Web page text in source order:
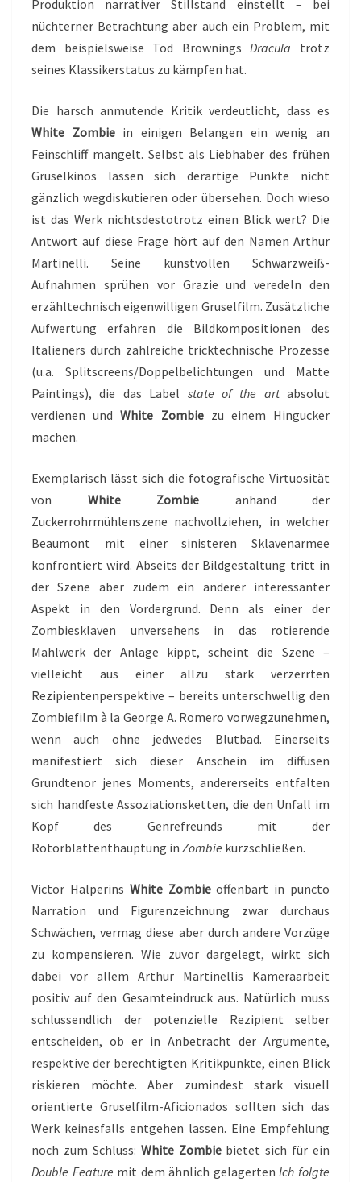
Produktion narrativer Stillstand einstellt – bei
nüchterner Betrachtung aber auch ein Problem, mit
dem beispielsweise Tod BrowningsDracula trotz
seines Klassikerstatus zu kämpfen hat.
Die harsch anmutende Kritik verdeutlicht, dass es
White Zombiein einigen Belangen ein wenig an
Feinschliff mangelt. Selbst als Liebhaber des frühen
Gruselkinos lassen sich derartige Punkte nicht
gänzlich wegdiskutieren oder übersehen. Doch wieso
ist das Werk nichtsdestotrotz einen Blick wert? Die
Antwort auf diese Frage hört auf den Namen Arthur
Martinelli. Seine kunstvollen Schwarzweiß-
Aufnahmen sprühen vor Grazie und veredeln den
erzähltechnisch eigenwilligen Gruselfilm. Zusätzliche
Aufwertung erfahren die Bildkompositionen des
Italieners durch zahlreiche tricktechnische Prozesse
(u.a. Splitscreens/Doppelbelichtungen und Matte
Paintings), die das Label state of the art absolut
verdienen undWhite Zombiezu einem Hingucker
machen.
Exemplarisch lässt sich die fotografische Virtuosität
von White Zombie anhand der
Zuckerrohrmühlenszene nachvollziehen, in welcher
Beaumont mit einer sinisteren Sklavenarmee
konfrontiert wird. Abseits der Bildgestaltung tritt in
der Szene aber zudem ein anderer interessanter
Aspekt in den Vordergrund. Denn als einer der
Zombiesklaven unversehens in das rotierende
Mahlwerk der Anlage kippt, scheint die Szene –
vielleicht aus einer allzu stark verzerrten
Rezipientenperspektive – bereits unterschwellig den
Zombiefilm à la George A. Romero vorwegzunehmen,
wenn auch ohne jedwedes Blutbad. Einerseits
manifestiert sich dieser Anschein im diffusen
Grundtenor jenes Moments, andererseits entfalten
sich handfeste Assoziationsketten, die den Unfall im
Kopf des Genrefreunds mit der
Rotorblattenthauptung in Zombie kurzschließen.
Victor Halperins White Zombieoffenbart in puncto
Narration und Figurenzeichnung zwar durchaus
Schwächen, vermag diese aber durch andere Vorzüge
zu kompensieren. Wie zuvor dargelegt, wirkt sich
dabei vor allem Arthur Martinellis Kameraarbeit
positiv auf den Gesamteindruck aus. Natürlich muss
schlussendlich der potenzielle Rezipient selber
entscheiden, ob er in Anbetracht der Argumente,
respektive der berechtigten Kritikpunkte, einen Blick
riskieren möchte. Aber zumindest stark visuell
orientierte Gruselfilm-Aficionados sollten sich das
Werk keinesfalls entgehen lassen. Eine Empfehlung
noch zum Schluss: White Zombiebietet sich für ein
Double Feature mit dem ähnlich gelagertenIch folgte